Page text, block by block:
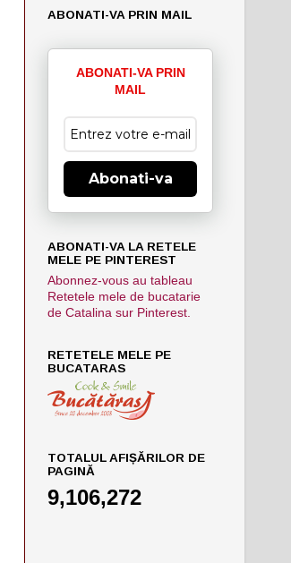
ABONATI-VA PRIN MAIL
ABONATI-VA PRIN
MAIL
Abonati-va
ABONATI-VA LA RETELE
MELE PE PINTEREST
Abonnez-vous au tableau
Retetele mele de bucatarie
de Catalina sur Pinterest.
RETETELE MELE PE
BUCATARAS
TOTALUL AFIȘĂRILOR DE
PAGINĂ
9,106,272